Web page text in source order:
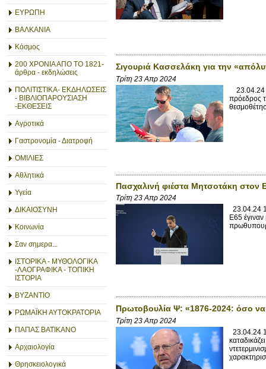
ΕΥΡΩΠΗ
ΒΑΛΚΑΝΙΑ
Κόσμος
200 ΧΡΟΝΙΑ ΑΠΟ ΤΟ 1821-
άρθρα - εκδηλώσεις
ΠΟΛΙΤΙΣΤΙΚΑ- ΕΚΔΗΛΩΣΕΙΣ
- ΒΙΒΛΙΟΠΑΡΟΥΣΙΑΣΗ
-ΕΚΘΕΣΕΙΣ
Αγροτικά
Γαστρονομία - Διατροφή
ΟΜΙΛΙΕΣ
Αθλητικά
Υγεία
ΔΙΚΑΙΟΣΥΝΗ
Κοινωνία
Σαν σημερα...
ΙΣΤΟΡΙΚΑ - ΜΥΘΟΛΟΓΙΚΑ
-ΛΑΟΓΡΑΦΙΚΑ - ΤΟΠΙΚΗ
ΙΣΤΟΡΙΑ
ΒΥΖΑΝΤΙΟ
ΡΩΜΑΪΚΗ ΑΥΤΟΚΡΑΤΟΡΙΑ
ΠΑΠΑΣ ΒΑΤΙΚΑΝΟ
Αρχαιολογία
Θρησκειολογικά
Σιγουριά Κασσελάκη για την
Τρίτη 23 Απρ 2024
23.04.24
πρόεδρος
Πασχαλινή φιέστα Μητσοτάκη στον
Τρίτη 23 Απρ 2024
23.04.24
Ε65
Πρωτοβουλία Ψ: «1876-2024: όσο
Τρίτη 23 Απρ 2024
23.04.24